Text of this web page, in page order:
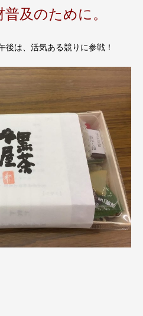
及のために。
は、活気ある競りに参戦！